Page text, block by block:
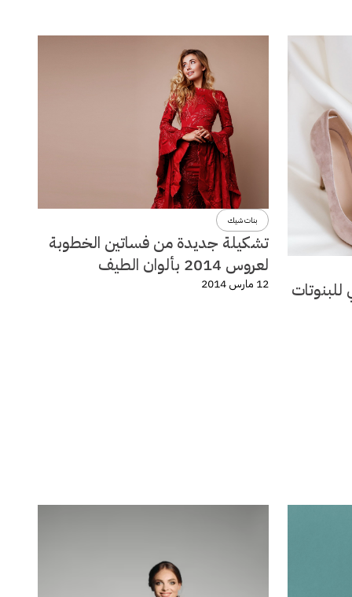
بنات شيك
تشكيلة جديدة من فساتين الخطوبة
لعروس 2014 بألوان الطيف
12 مارس 2014